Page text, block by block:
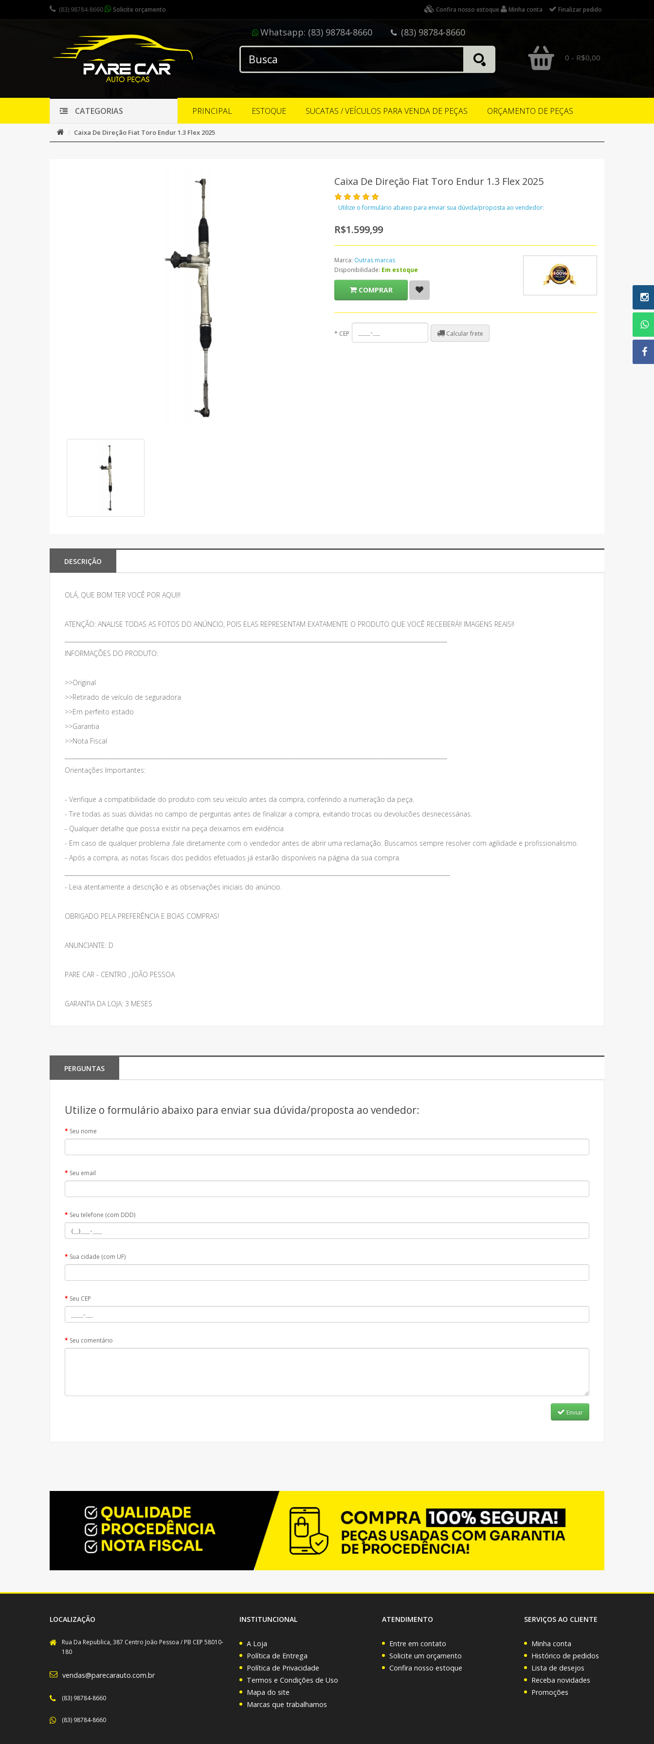
(83) 98784-8660 Solicite orçamento Confira nosso estoque Minha conta Finalizar pedido
Whatsapp: (83) 98784-8660 (83) 98784-8660
0 - R$0,00
CATEGORIAS PRINCIPAL ESTOQUE SUCATAS / VEÍCULOS PARA VENDA DE PEÇAS ORÇAMENTO DE PEÇAS
Caixa De Direção Fiat Toro Endur 1.3 Flex 2025
Caixa De Direção Fiat Toro Endur 1.3 Flex 2025
Utilize o formulário abaixo para enviar sua dúvida/proposta ao vendedor:
R$1.599,99
Marca: Outras marcas
Disponibilidade: Em estoque
COMPRAR
* CEP Calcular frete
DESCRIÇÃO
OLÁ, QUE BOM TER VOCÊ POR AQUI!!
ATENÇÃO: ANALISE TODAS AS FOTOS DO ANÚNCIO, POIS ELAS REPRESENTAM EXATAMENTE O PRODUTO QUE VOCÊ RECEBERÁ!! IMAGENS REAIS!!
INFORMAÇÕES DO PRODUTO:
>>Original
>>Retirado de veículo de seguradora
>>Em perfeito estado
>>Garantia
>>Nota Fiscal
Orientações Importantes:
- Verifique a compatibilidade do produto com seu veículo antes da compra, conferindo a numeração da peça.
- Tire todas as suas dúvidas no campo de perguntas antes de finalizar a compra, evitando trocas ou devolucões desnecessárias.
- Qualquer detalhe que possa existir na peça deixamos em evidência
- Em caso de qualquer problema ,fale diretamente com o vendedor antes de abrir uma reclamação. Buscamos sempre resolver com agilidade e profissionalismo.
- Após a compra, as notas fiscais dos pedidos efetuados já estarão disponíveis na página da sua compra.
- Leia atentamente a descrição e as observações iniciais do anúncio.
OBRIGADO PELA PREFERÊNCIA E BOAS COMPRAS!
ANUNCIANTE: D
PARE CAR - CENTRO , JOÃO PESSOA
GARANTIA DA LOJA: 3 MESES
PERGUNTAS
Utilize o formulário abaixo para enviar sua dúvida/proposta ao vendedor:
Seu nome
Seu email
Seu telefone (com DDD)
Sua cidade (com UF)
Seu CEP
Seu comentário
Enviar
LOCALIZAÇÃO
Rua Da Republica, 387 Centro João Pessoa / PB CEP 58010-
180
vendas@parecarauto.com.br
(83) 98784-8660
(83) 98784-8660
INSTITUNCIONAL
A Loja
Política de Entrega
Política de Privacidade
Termos e Condições de Uso
Mapa do site
Marcas que trabalhamos
ATENDIMENTO
Entre em contato
Solicite um orçamento
Confira nosso estoque
SERVIÇOS AO CLIENTE
Minha conta
Histórico de pedidos
Lista de desejos
Receba novidades
Promoções